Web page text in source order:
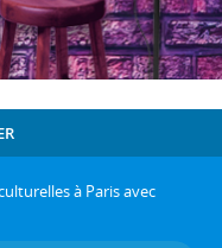
à Paris avec